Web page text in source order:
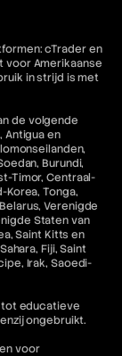
cTrader en
voor Amerikaanse
in strijd is met
de volgende
Antigua en
Burundi,
Timor, Centraal-
Korea, Tonga,
Verenigde
Staten van
Saint Kitts en
Fiji, Saint
Irak, Saoedi-
tot educatieve
ongebruikt.
voor